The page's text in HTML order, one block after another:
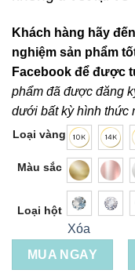
Khách hàng hãy
nghiệm sản phẩm
Facebook để được
phẩm đã được đăng
dưới bất kỳ hình thức
Loại vàng
Màu sắc
Loại hột
Xóa
MUA NGAY